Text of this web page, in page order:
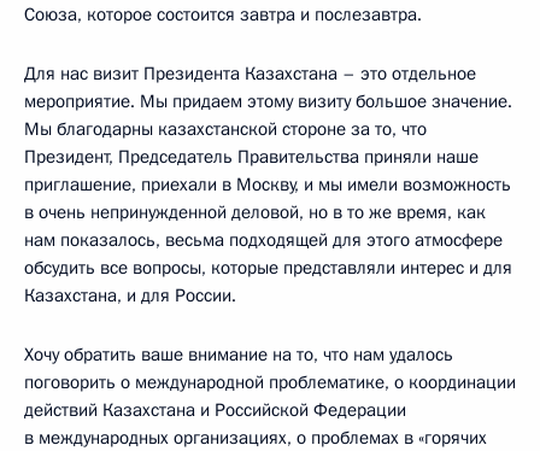
Союза, которое состоится завтра и послезавтра.
Для нас визит Президента Казахстана – это отдельное
мероприятие. Мы придаем этому визиту большое значение.
Мы благодарны казахстанской стороне за то, что
Президент, Председатель Правительства приняли наше
приглашение, приехали в Москву, и мы имели возможность
в очень непринужденной деловой, но в то же время, как
нам показалось, весьма подходящей для этого атмосфере
обсудить все вопросы, которые представляли интерес и для
Казахстана, и для России.
Хочу обратить ваше внимание на то, что нам удалось
поговорить о международной проблематике, о координации
действий Казахстана и Российской Федерации
в международных организациях, о проблемах в «горячих